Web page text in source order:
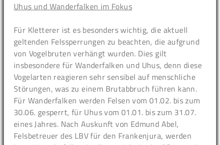
Uhus und Wanderfalken im Fokus
Für Kletterer ist es besonders wichtig, die aktuell
geltenden Felssperrungen zu beachten, die aufgrund
von Vogelbruten verhängt wurden. Dies gilt
insbesondere für Wanderfalken und Uhus, denn diese
Vogelarten reagieren sehr sensibel auf menschliche
Störungen, was zu einem Brutabbruch führen kann.
Für Wanderfalken werden Felsen vom 01.02. bis zum
30.06. gesperrt, für Uhus vom 01.01. bis zum 31.07.
eines Jahres. Nach Auskunft von Edmund Abel,
Felsbetreuer des LBV für den Frankenjura, werden